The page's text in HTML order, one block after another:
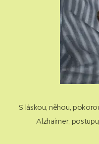
S láskou, něhou,
Alzhaimer,